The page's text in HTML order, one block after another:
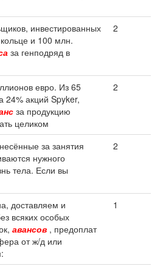
инвестированных
и 100 млн.
за генподряд в
2
евро. Из 65
24% акций Spyker,
за продукцию
целиком
2
за занятия
нужного
тела. Если вы
2
доставляем и
всяких особых
авансов , предоплат
от ж/д или
1